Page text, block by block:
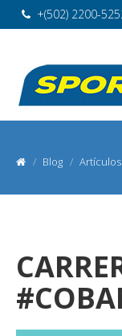
+(502) 2200-
Blog Artículos